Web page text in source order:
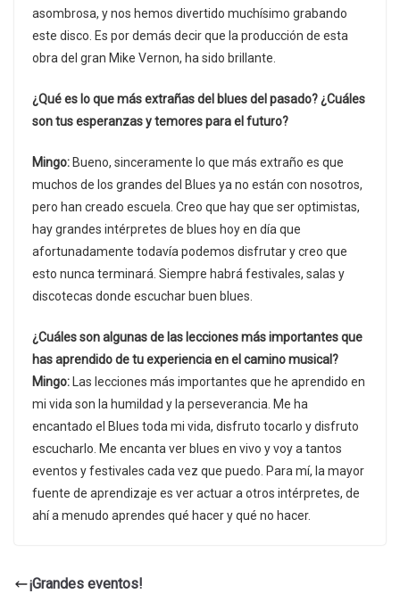
asombrosa, y nos hemos divertido muchísimo grabando
este disco. Es por demás decir que la producción de esta
obra del gran Mike Vernon, ha sido brillante.
¿Qué es lo que más extrañas del blues del pasado? ¿Cuáles
son tus esperanzas y temores para el futuro?
Mingo: Bueno, sinceramente lo que más extraño es que
muchos de los grandes del Blues ya no están con nosotros,
pero han creado escuela. Creo que hay que ser optimistas,
hay grandes intérpretes de blues hoy en día que
afortunadamente todavía podemos disfrutar y creo que
esto nunca terminará. Siempre habrá festivales, salas y
discotecas donde escuchar buen blues.
¿Cuáles son algunas de las lecciones más importantes que
has aprendido de tu experiencia en el camino musical?
Mingo: Las lecciones más importantes que he aprendido en
mi vida son la humildad y la perseverancia. Me ha
encantado el Blues toda mi vida, disfruto tocarlo y disfruto
escucharlo. Me encanta ver blues en vivo y voy a tantos
eventos y festivales cada vez que puedo. Para mí, la mayor
fuente de aprendizaje es ver actuar a otros intérpretes, de
ahí a menudo aprendes qué hacer y qué no hacer.
¡Grandes eventos!